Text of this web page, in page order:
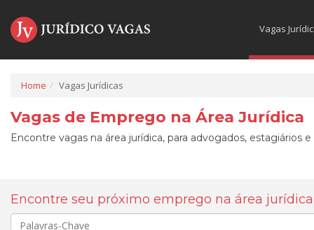
Vagas
Home Vagas Jurídicas
Vagas de Emprego na Área Jurídica
Encontre vagas na área jurídica, para advogados, estagiários
Encontre seu próximo emprego na área jurídica
Palavra-